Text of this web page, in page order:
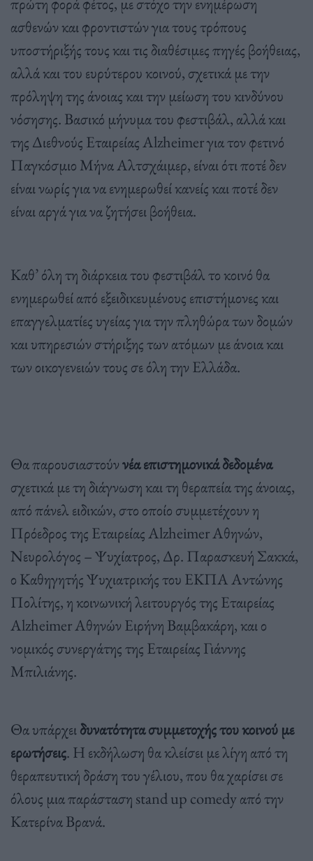
ασθενών και φροντιστών για τους τρόπους
υποστήριξής τους και τις διαθέσιμες πηγές βοήθειας,
αλλά και του ευρύτερου κοινού, σχετικά με την
πρόληψη της άνοιας και την μείωση του κινδύνου
νόσησης. Βασικό μήνυμα του φεστιβάλ, αλλά και
της Διεθνούς Εταιρείας Alzheimer για τον φετινό
Παγκόσμιο Μήνα Αλτσχάιμερ, είναι ότι ποτέ δεν
είναι νωρίς για να ενημερωθεί κανείς και ποτέ δεν
είναι αργά για να ζητήσει βοήθεια.
Καθ’ όλη τη διάρκεια του φεστιβάλ το κοινό θα
ενημερωθεί από εξειδικευμένους επιστήμονες και
επαγγελματίες υγείας για την πληθώρα των δομών
και υπηρεσιών στήριξης των ατόμων με άνοια και
των οικογενειών τους σε όλη την Ελλάδα.
Θα παρουσιαστούννέα επιστημονικά δεδομένα
σχετικά με τη διάγνωση και τη θεραπεία της άνοιας,
από πάνελ ειδικών, στο οποίο συμμετέχουν η
Πρόεδρος της Εταιρείας Alzheimer Αθηνών,
Νευρολόγος – Ψυχίατρος, Δρ. Παρασκευή Σακκά,
ο Καθηγητής Ψυχιατρικής του ΕΚΠΑ Αντώνης
Πολίτης, η κοινωνική λειτουργός της Εταιρείας
Alzheimer Αθηνών Ειρήνη Βαμβακάρη, και ο
νομικός συνεργάτης της Εταιρείας Γιάννης
Μπιλιάνης.
Θα υπάρχειδυνατότητα συμμετοχής του κοινού με
ερωτήσεις. Η εκδήλωση θα κλείσει με λίγη από τη
θεραπευτική δράση του γέλιου, που θα χαρίσει σε
όλους μια παράσταση stand up comedy από την
Κατερίνα Βρανά.